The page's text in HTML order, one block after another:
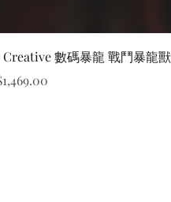
數碼暴龍 戰鬥暴龍
價格